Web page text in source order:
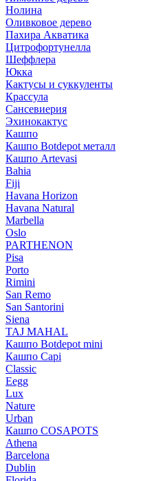
Нолина
Оливковое дерево
Пахира Акватика
Цитрофортунелла
Шеффлера
Юкка
Кактусы и суккуленты
Крассула
Сансевиерия
Эхинокактус
Кашпо
Кашпо Botdepot металл
Кашпо Artevasi
Bahia
Fiji
Havana Horizon
Havana Natural
Marbella
Oslo
PARTHENON
Pisa
Porto
Rimini
San Remo
San Santorini
Siena
TAJ MAHAL
Кашпо Botdepot mini
Кашпо Capi
Classic
Eegg
Lux
Nature
Urban
Кашпо COSAPOTS
Athena
Barcelona
Dublin